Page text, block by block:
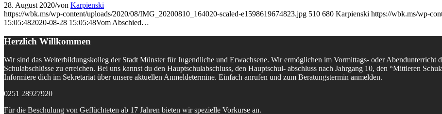
28. August 2020/von Karpienski
https://wbk.ms/wp-content/uploads/2020/08/IMG_20200810_164020-scaled-e1598619674823.jpg 510 680 Karpienski https://wbk.ms/wp-
15:05:482020-08-28 15:05:48Vom Abschied…
Herzlich Willkommen
Wir sind das Weiterbildungskolleg der Stadt Münster für Jugendliche und Erwachsene. Wir ermöglichen im Vormittags- oder Abendunterricht
Schulabschlüsse zu erreichen. Bei uns kannst du den Hauptschulabschluss, den Hauptschul- abschluss nach Jahrgang 10, den “Mittleren
Informiere dich im Sekretariat über unsere aktuellen Anmeldetermine. Einfach anrufen und zum Beratungstermin anmelden.
0251 28927920
Für die Beschulung von Geflüchteten ab 17 Jahren bieten wir spezielle Vorkurse an.